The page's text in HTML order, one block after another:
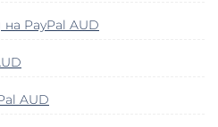
PayPal AUD
AUD